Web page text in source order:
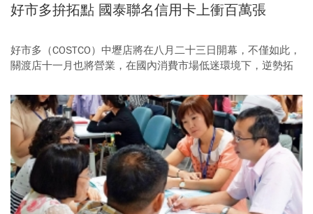
好市多拚拓點 國泰聯名信用卡上衝百萬張
好市多（COSTCO）中壢店將在八月二十三日開幕，不僅如此，
關渡店十一月也將營業，在國內消費市場低迷環境下，逆勢拓